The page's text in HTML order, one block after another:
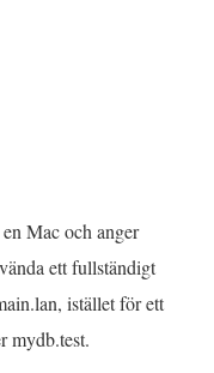
Mac och anger
ett fullständigt
istället för ett
mydb.test.